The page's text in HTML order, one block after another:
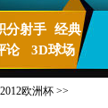
分射手 经典
论 3D球场
2012欧洲杯 >>